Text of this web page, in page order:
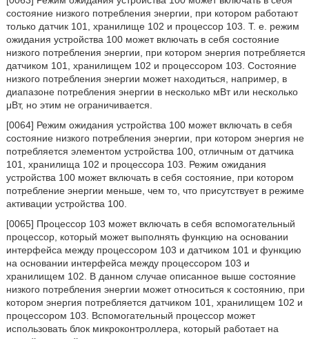
состояние низкого потребления энергии, при котором работают
только датчик 101, хранилище 102 и процессор 103. Т. е. режим
ожидания устройства 100 может включать в себя состояние
низкого потребления энергии, при котором энергия потребляется
датчиком 101, хранилищем 102 и процессором 103. Состояние
низкого потребления энергии может находиться, например, в
диапазоне потребления энергии в несколько мВт или несколько
μВт, но этим не ограничивается.
[0064] Режим ожидания устройства 100 может включать в себя
состояние низкого потребления энергии, при котором энергия не
потребляется элементом устройства 100, отличным от датчика
101, хранилища 102 и процессора 103. Режим ожидания
устройства 100 может включать в себя состояние, при котором
потребление энергии меньше, чем то, что присутствует в режиме
активации устройства 100.
[0065] Процессор 103 может включать в себя вспомогательный
процессор, который может выполнять функцию на основании
интерфейса между процессором 103 и датчиком 101 и функцию
на основании интерфейса между процессором 103 и
хранилищем 102. В данном случае описанное выше состояние
низкого потребления энергии может относиться к состоянию, при
котором энергия потребляется датчиком 101, хранилищем 102 и
процессором 103. Вспомогательный процессор может
использовать блок микроконтроллера, который работает на